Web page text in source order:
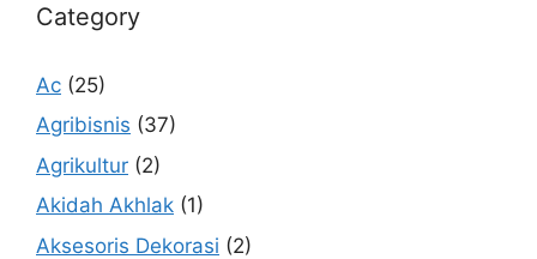
Category
Ac (25)
Agribisnis (37)
Agrikultur (2)
Akidah Akhlak (1)
Aksesoris Dekorasi (2)